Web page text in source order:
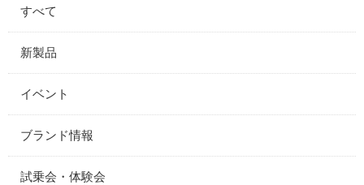
すべて
新製品
イベント
ブランド情報
試乗会・体験会